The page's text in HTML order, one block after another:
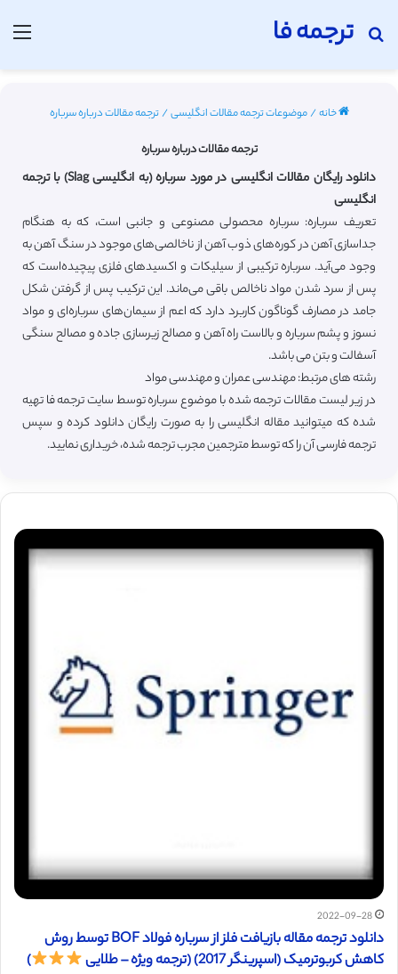
ترجمه فا
جستجو برای
خانه/موضوعات ترجمه مقالات انگلیسی/ترجمه مقالات درباره سرباره
ترجمه مقالات درباره سرباره
دانلود رایگان مقالات انگلیسی در مورد سرباره (به انگلیسی Slag) با ترجمه
انگلیسی
تعریف سرباره: سرباره محصولی مصنوعی و جانبی است، که به هنگام
جداسازی آهن در کوره‌های ذوب آهن از ناخالصی‌های موجود در سنگ آهن به
وجود می‌آید. سرباره ترکیبی از سیلیکات و اکسیدهای فلزی پیچیده‌است که
پس از سرد شدن مواد ناخالص باقی می‌ماند. این ترکیب پس از گرفتن شکل
جامد در مصارف گوناگون کاربرد دارد که اعم از سیمان‌های سرباره‌ای و مواد
نسوز و پشم سرباره و بالاست راه آهن و مصالح زیرسازی جاده و مصالح سنگی
آسفالت و بتن می باشد.
رشته های مرتبط: مهندسی عمران و مهندسی مواد
در زیر لیست مقالات ترجمه شده با موضوع سرباره توسط سایت ترجمه فا تهیه
شده که میتوانید مقاله انگلیسی را به صورت رایگان دانلود کرده و سپس
ترجمه فارسی آن را که توسط مترجمین مجرب ترجمه شده، خریداری نمایید.
2022-09-28
دانلود ترجمه مقاله بازیافت فلز از سرباره فولاد BOF توسط روش
کاهش کربوترميک (اسپرینگر 2017) (ترجمه ویژه – طلایی
)